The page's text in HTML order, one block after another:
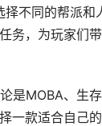
择不同的帮派和
务，为玩家们
是MOBA、生存
一款适合自己